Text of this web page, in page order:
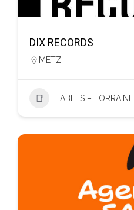
DIX RECORDS
METZ
LABELS – LORRAINE